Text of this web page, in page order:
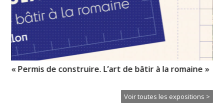
« Permis de construire. L’art de bâtir à la romaine »
Voir toutes les expositions >